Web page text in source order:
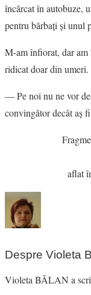
încărcat în autobuze,
pentru bărbaţi şi unul
M-am înfiorat, dar am
ridicat doar din umeri.
― Pe noi nu ne vor
convingător decât aş
aflat
Despre Violeta
Violeta BĂLAN a